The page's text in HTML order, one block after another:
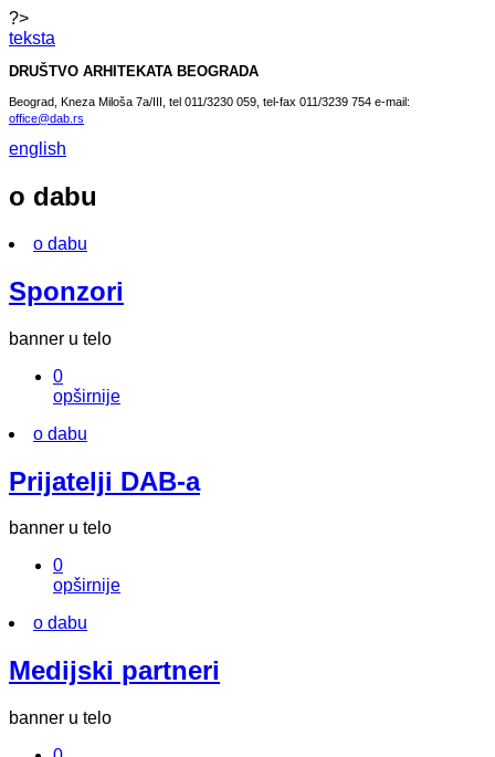
?>
teksta
DRUŠTVO ARHITEKATA BEOGRADA
Beograd, Kneza Miloša 7a/III, tel 011/3230 059, tel-fax 011/3239 754 e-mail:
office@dab.rs
english
o dabu
o dabu
Sponzori
banner u telo
0
opširnije
o dabu
Prijatelji DAB-a
banner u telo
0
opširnije
o dabu
Medijski partneri
banner u telo